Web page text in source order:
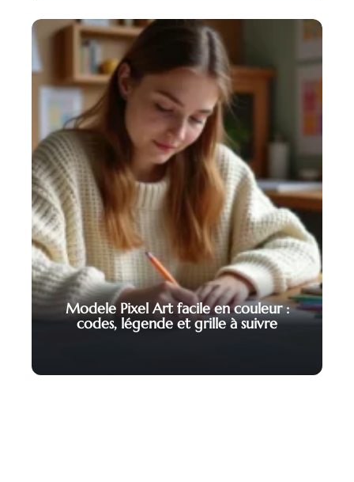
Modele Pixel Art facile en couleur :
codes, légende et grille à suivre